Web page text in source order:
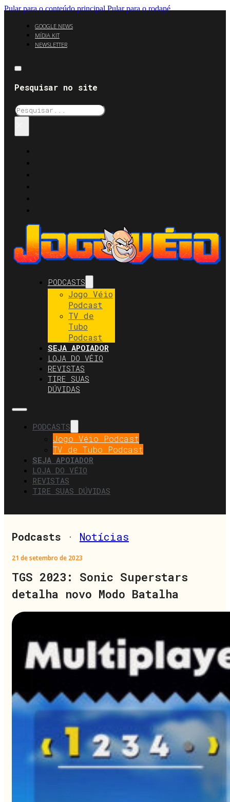
Pular para o conteúdo principal Pular para o rodapé
GOOGLE NEWS
MÍDIA KIT
NEWSLETTER
Pesquisar no site
Pesquisar
PODCASTS
Jogo Véio
Podcast
TV de
Tubo
Podcast
SEJA APOIADOR
LOJA DO VÉIO
REVISTAS
TIRE SUAS
DÚVIDAS
PODCASTS
Jogo Véio Podcast
TV de Tubo Podcast
SEJA APOIADOR
LOJA DO VÉIO
REVISTAS
TIRE SUAS DÚVIDAS
Podcasts · Notícias
21 de setembro de 2023
TGS 2023: Sonic Superstars
detalha novo Modo Batalha